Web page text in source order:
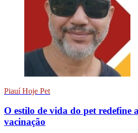
Piauí Hoje Pet
O estilo de vida do pet redefine
vacinação